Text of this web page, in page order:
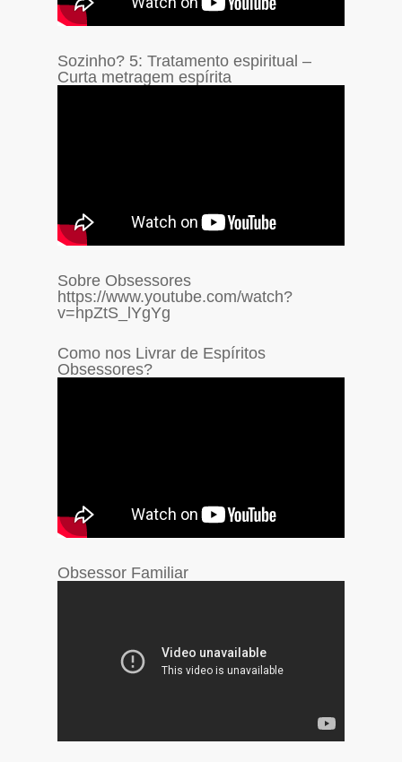
Sozinho? 5: Tratamento espiritual –
Curta metragem espírita
Sobre Obsessores
https://www.youtube.com/watch?
v=hpZtS_lYgYg
Como nos Livrar de Espíritos
Obsessores?
Obsessor Familiar